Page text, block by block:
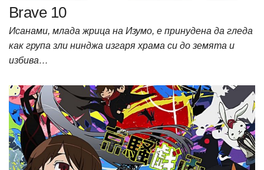
Brave 10
Исанами, млада жрица на Изумо, е принудена да гледа
как група зли нинджа изгаря храма си до земята и
избива…